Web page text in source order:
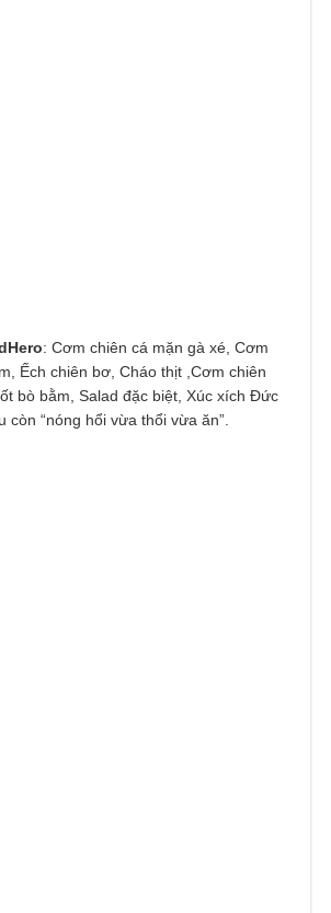
: Cơm chiên cá mặn gà xé, Cơm
Ếch chiên bơ, Cháo thịt ,Cơm chiên
bò bằm, Salad đặc biệt, Xúc xích Đức
“nóng hổi vừa thổi vừa ăn”.